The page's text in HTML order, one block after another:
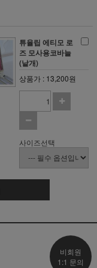
튜율립 에티모 로
즈 모사용코바늘
(낱개)
상품가 : 13,200원
사이즈선택
비회원
1:1 문의